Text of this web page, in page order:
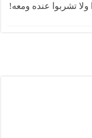
ولا تشربوا عنده ومعه!